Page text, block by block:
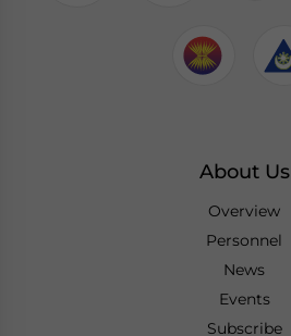
About Us
Overview
Personnel
News
Events
Subscribe